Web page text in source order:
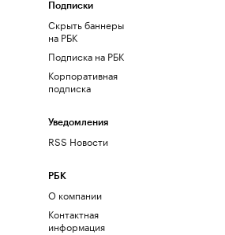
Подписки
Скрыть баннеры
на РБК
Подписка на РБК
Корпоративная
подписка
Уведомления
RSS Новости
РБК
О компании
Контактная
информация